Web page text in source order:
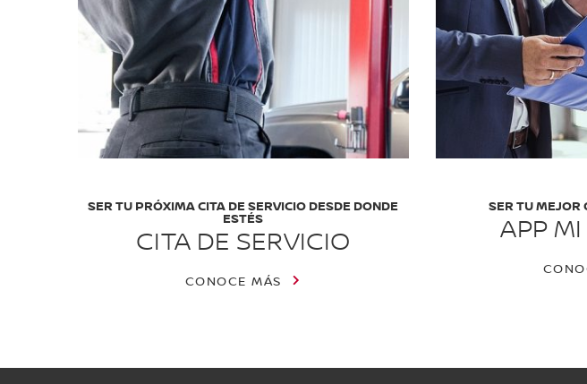
CITA DE SERVICIO
SER TU PRÓXIMA CITA DE SERVICIO DESDE DONDE
ESTÉS
CONOCE MÁS
APP
SER TU MEJOR